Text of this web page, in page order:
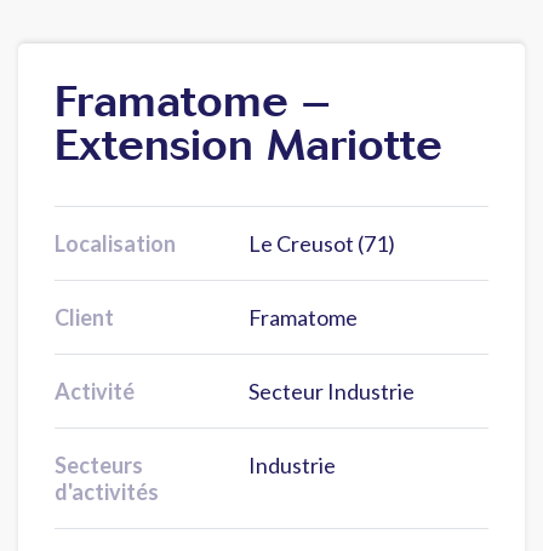
Framatome –
Extension Mariotte
Localisation Le Creusot (71)
Client Framatome
Activité Secteur Industrie
Secteurs
d'activités
Industrie